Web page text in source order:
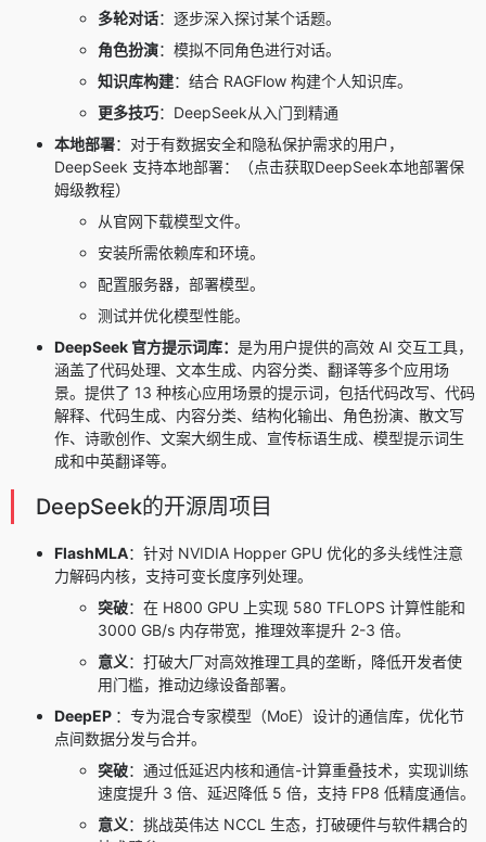
多轮对话：逐步深入探讨某个话题。
角色扮演：模拟不同角色进行对话。
知识库构建：结合 RAGFlow 构建个人知识库。
更多技巧： DeepSeek从入门到精通
本地部署：对于有数据安全和隐私保护需求的用户，
DeepSeek 支持本地部署：（点击获取DeepSeek本地部署保
姆级教程）
从官网下载模型文件。
安装所需依赖库和环境。
配置服务器，部署模型。
测试并优化模型性能。
DeepSeek 官方提示词库： 是为用户提供的高效 AI 交互工具，
涵盖了代码处理、文本生成、内容分类、翻译等多个应用场
景。提供了 13 种核心应用场景的提示词，包括代码改写、代码
解释、代码生成、内容分类、结构化输出、角色扮演、散文写
作、诗歌创作、文案大纲生成、宣传标语生成、模型提示词生
成和中英翻译等。
DeepSeek的开源周项目
FlashMLA：针对 NVIDIA Hopper GPU 优化的多头线性注意
力解码内核，支持可变长度序列处理。
突破：在 H800 GPU 上实现 580 TFLOPS 计算性能和
3000 GB/s 内存带宽，推理效率提升 2-3 倍。
意义：打破大厂对高效推理工具的垄断，降低开发者使
用门槛，推动边缘设备部署。
DeepEP ：专为混合专家模型（MoE）设计的通信库，优化节
点间数据分发与合并。
突破：通过低延迟内核和通信-计算重叠技术，实现训练
速度提升 3 倍、延迟降低 5 倍，支持 FP8 低精度通信。
意义：挑战英伟达 NCCL 生态，打破硬件与软件耦合的